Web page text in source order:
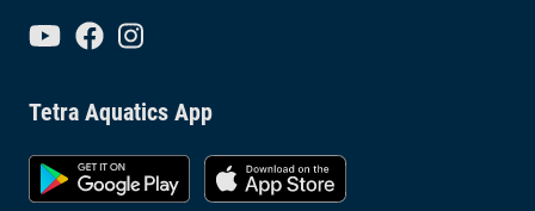
Tetra Aquatics App